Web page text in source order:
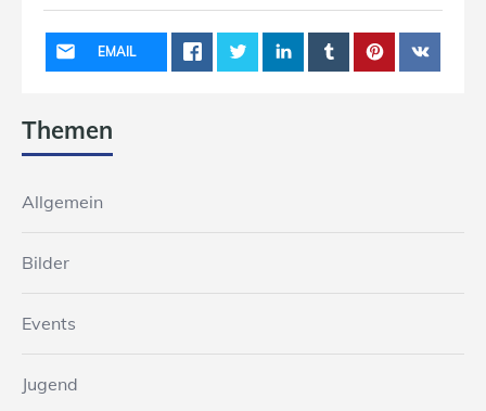
EMAIL
Themen
Allgemein
Bilder
Events
Jugend